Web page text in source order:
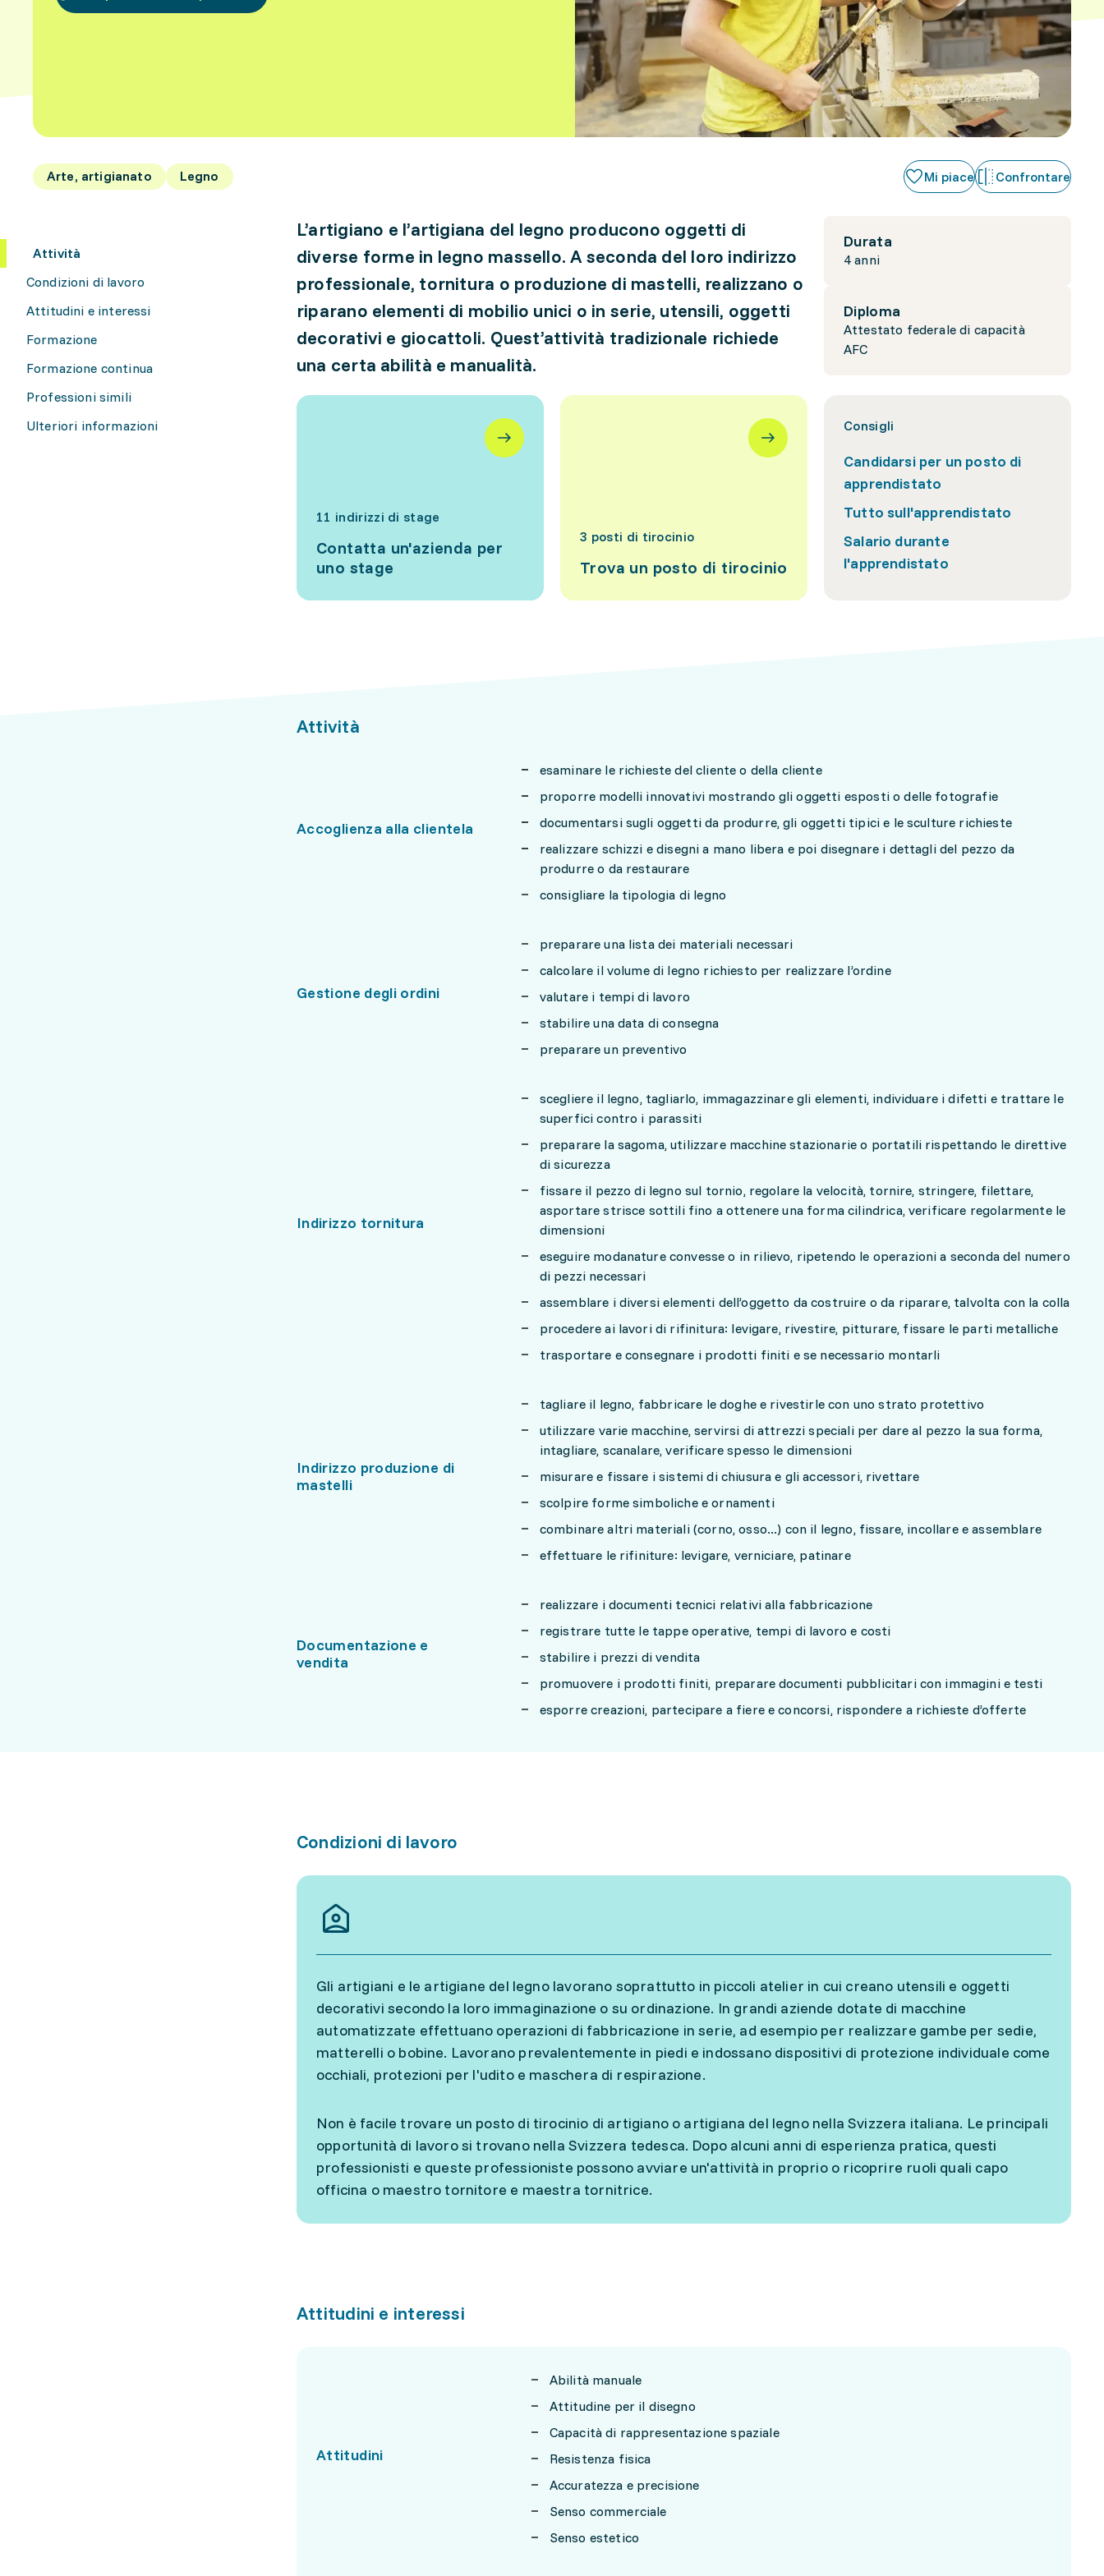
Arte, artigianato Legno Mi piace Confrontare
Attività
Condizioni di lavoro
Attitudini e interessi
Formazione
Formazione continua
Professioni simili
Ulteriori informazioni
Durata
4 anni
Diploma
Attestato federale di capacità
AFC
L’artigiano e l’artigiana del legno producono oggetti di
diverse forme in legno massello. A seconda del loro indirizzo
professionale, tornitura o produzione di mastelli, realizzano o
riparano elementi di mobilio unici o in serie, utensili, oggetti
decorativi e giocattoli. Quest’attività tradizionale richiede
una certa abilità e manualità.
11 indirizzi di stage
Contatta un'azienda per
uno stage
3 posti di tirocinio
Trova un posto di tirocinio
Consigli
Candidarsi per un posto di
apprendistato
Tutto sull'apprendistato
Salario durante
l'apprendistato
Attività
Accoglienza alla clientela
esaminare le richieste del cliente o della cliente
proporre modelli innovativi mostrando gli oggetti esposti o delle fotografie
documentarsi sugli oggetti da produrre, gli oggetti tipici e le sculture richieste
realizzare schizzi e disegni a mano libera e poi disegnare i dettagli del pezzo da
produrre o da restaurare
consigliare la tipologia di legno
Gestione degli ordini
preparare una lista dei materiali necessari
calcolare il volume di legno richiesto per realizzare l’ordine
valutare i tempi di lavoro
stabilire una data di consegna
preparare un preventivo
Indirizzo tornitura
scegliere il legno, tagliarlo, immagazzinare gli elementi, individuare i difetti e trattare le
superfici contro i parassiti
preparare la sagoma, utilizzare macchine stazionarie o portatili rispettando le direttive
di sicurezza
fissare il pezzo di legno sul tornio, regolare la velocità, tornire, stringere, filettare,
asportare strisce sottili fino a ottenere una forma cilindrica, verificare regolarmente le
dimensioni
eseguire modanature convesse o in rilievo, ripetendo le operazioni a seconda del numero
di pezzi necessari
assemblare i diversi elementi dell’oggetto da costruire o da riparare, talvolta con la colla
procedere ai lavori di rifinitura: levigare, rivestire, pitturare, fissare le parti metalliche
trasportare e consegnare i prodotti finiti e se necessario montarli
Indirizzo produzione di
mastelli
tagliare il legno, fabbricare le doghe e rivestirle con uno strato protettivo
utilizzare varie macchine, servirsi di attrezzi speciali per dare al pezzo la sua forma,
intagliare, scanalare, verificare spesso le dimensioni
misurare e fissare i sistemi di chiusura e gli accessori, rivettare
scolpire forme simboliche e ornamenti
combinare altri materiali (corno, osso...) con il legno, fissare, incollare e assemblare
effettuare le rifiniture: levigare, verniciare, patinare
Documentazione e
vendita
realizzare i documenti tecnici relativi alla fabbricazione
registrare tutte le tappe operative, tempi di lavoro e costi
stabilire i prezzi di vendita
promuovere i prodotti finiti, preparare documenti pubblicitari con immagini e testi
esporre creazioni, partecipare a fiere e concorsi, rispondere a richieste d’offerte
Condizioni di lavoro
Gli artigiani e le artigiane del legno lavorano soprattutto in piccoli atelier in cui creano utensili e oggetti
decorativi secondo la loro immaginazione o su ordinazione. In grandi aziende dotate di macchine
automatizzate effettuano operazioni di fabbricazione in serie, ad esempio per realizzare gambe per sedie,
matterelli o bobine. Lavorano prevalentemente in piedi e indossano dispositivi di protezione individuale come
occhiali, protezioni per l'udito e maschera di respirazione.
Non è facile trovare un posto di tirocinio di artigiano o artigiana del legno nella Svizzera italiana. Le principali
opportunità di lavoro si trovano nella Svizzera tedesca. Dopo alcuni anni di esperienza pratica, questi
professionisti e queste professioniste possono avviare un'attività in proprio o ricoprire ruoli quali capo
officina o maestro tornitore e maestra tornitrice.
Attitudini e interessi
Attitudini
Abilità manuale
Attitudine per il disegno
Capacità di rappresentazione spaziale
Resistenza fisica
Accuratezza e precisione
Senso commerciale
Senso estetico